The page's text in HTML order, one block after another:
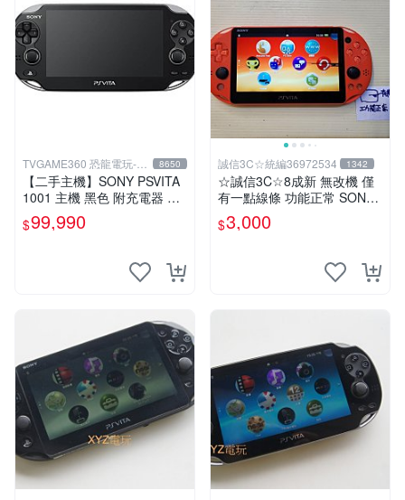
TVGAME360 恐龍電玩-台
中店
8650
【二手主機】SONY PSVITA
1001 主機 黑色 附充電器 US
B傳輸線 PS VITA PSV【台中
恐龍電玩】
$99,990
誠信3C☆統編36972534 1342
☆誠信3C☆8成新 無改機 僅
有一點線條 功能正常 SONY
PSV VITA 主機 2000 型 二手
功能正常 賣3千 也可用各式
$3,000